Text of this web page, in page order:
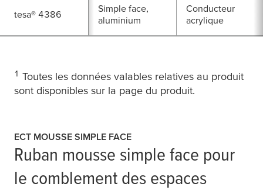
tesa® 4386
Simple face,
aluminium
Conducteur
acrylique
1 Toutes les données valables relatives au produit
sont disponibles sur la page du produit.
ECT MOUSSE SIMPLE FACE
Ruban mousse simple face pour
le comblement des espaces